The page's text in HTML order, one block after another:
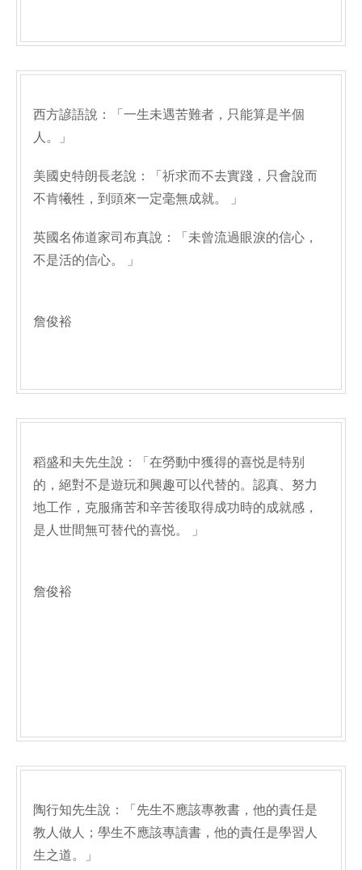
西方諺語說：「一生未遇苦難者，只能算是半個
人。」
美國史特朗長老說：「祈求而不去實踐，只會說而
不肯犧牲，到頭來一定毫無成就。 」
英國名佈道家司布真說：「未曾流過眼淚的信心，
不是活的信心。 」
詹俊裕
稻盛和夫先生說：「在勞動中獲得的喜悦是特别
的，絕對不是遊玩和興趣可以代替的。認真、努力
地工作，克服痛苦和辛苦後取得成功時的成就感，
是人世間無可替代的喜悦。 」
詹俊裕
陶行知先生說：「先生不應該專教書，他的責任是
教人做人；學生不應該專讀書，他的責任是學習人
生之道。」